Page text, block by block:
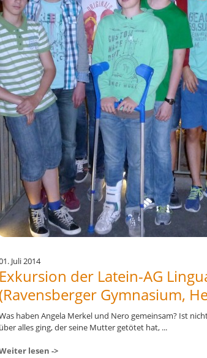
Juli 2014
Exkursion der Latein-AG
(Ravensberger Gymnasium,
haben Angela Merkel und Nero gemeinsam? Ist
über alles ging, der seine Mutter getötet hat, ...
lesen ->